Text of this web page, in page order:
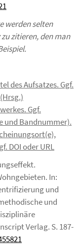
werden selten
zitieren, den man
des Aufsatzes. Ggf.
Ggf.
und Bandnummer).
DOI oder URL
In:
und
und
Verlag. S. 187-